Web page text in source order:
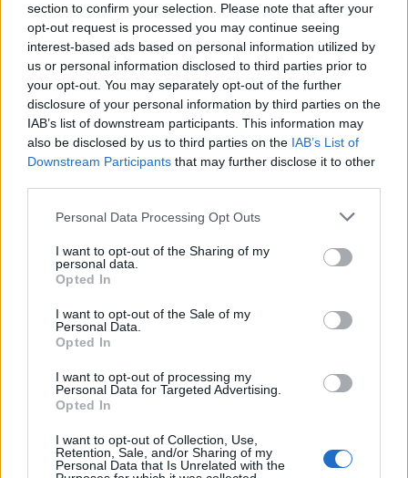
section to confirm your selection. Please note that after your
opt-out request is processed you may continue seeing
interest-based ads based on personal information utilized by
us or personal information disclosed to third parties prior to
your opt-out. You may separately opt-out of the further
disclosure of your personal information by third parties on the
IAB’s list of downstream participants. This information may
also be disclosed by us to third parties on the IAB’s List of
Downstream Participants that may further disclose it to other
Please note that this website/app uses one or more Google
not limited to your visit or usage behaviour. You may click to
grant or deny consent to Google and its third-party tags to
use your data for below specified purposes in below Google
consent section.
Personal Data Processing Opt Outs
I want to opt-out of the Sharing of my
personal data.
Opted In
I want to opt-out of the Sale of my
Personal Data.
Opted In
I want to opt-out of processing my
Personal Data for Targeted Advertising.
Opted In
I want to opt-out of Collection, Use,
Retention, Sale, and/or Sharing of my
Personal Data that Is Unrelated with the
Csokis keksz (chocolate chip cookie)
a minden, a vég...
bebicsirke 2016. október 20.
Ez a chocolate chip cookie Geri szerint egy egyszerű,
semmi extra csokis keksz, szerintem a minden, a vég,
a bűnbeesés ínycsiklandó okozója, és nem ...